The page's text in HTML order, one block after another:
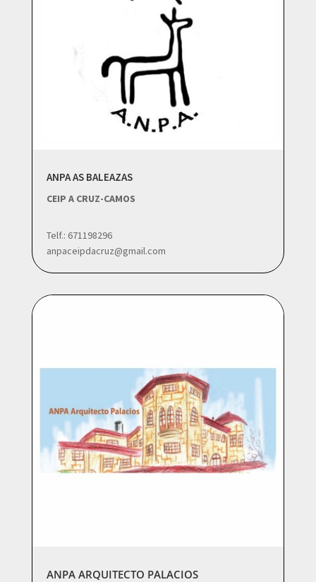
ANPA AS BALEAZAS
CEIP A CRUZ-CAMOS
Telf.: 671198296
anpaceipdacruz@gmail.com
ANPA ARQUITECTO PALACIOS